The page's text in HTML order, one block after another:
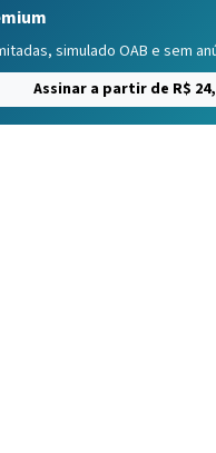
simulado OAB e sem
Assinar a partir de R$